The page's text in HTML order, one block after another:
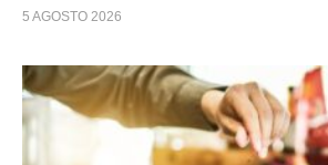
5 AGOSTO 2026